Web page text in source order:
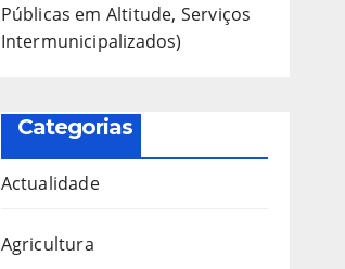
Públicas em Altitude, Serviços
Intermunicipalizados)
Categorias
Actualidade
Agricultura